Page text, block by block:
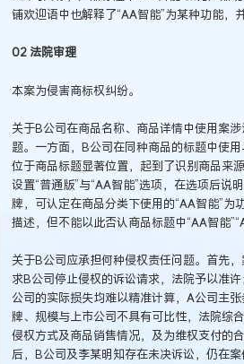
2026.03.09
著名知识产权律师徐新明接受《中国经营
报》采访：技术革新下知识产权保护面临新
挑战与应对策略
铺欢迎语中也解释了“AA智能”为某种功能，
02 法院审理
本案为侵害商标权纠纷。
关于B公司在商品名称、商品详情中使用案
题。一方面，B公司在同种商品的标题中使
位于商品标题显著位置，起到了识别商品来
设置“普通版”与“AA智能”选项，在选项后说
牌，可认定在商品分类下使用的“AA智能”为
描述，但不能以此否认商品标题中“AA智能
关于B公司应承担何种侵权责任问题。首先
求B公司停止侵权的诉讼请求，法院予以准
公司的实际损失均难以精准计算，A公司主
牌、规模与上市公司不具有可比性，法院综
侵权方式及商品销售情况，及为维权支付的
后，B公司及李某明知存在未决诉讼，仍在